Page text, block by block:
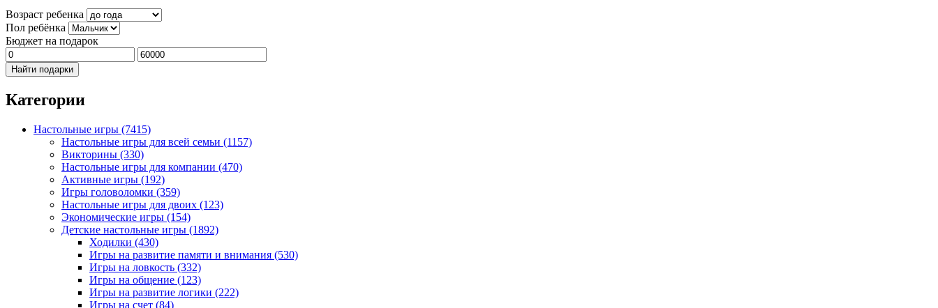
Возраст ребенка
Пол ребёнка
Бюджет на подарок
Найти подарки
Категории
Настольные игры (7415)
Настольные игры для всей семьи (1157)
Викторины (330)
Настольные игры для компании (470)
Активные игры (192)
Игры головоломки (359)
Настольные игры для двоих (123)
Экономические игры (154)
Детские настольные игры (1892)
Ходилки (430)
Игры на развитие памяти и внимания (530)
Игры на ловкость (332)
Игры на общение (123)
Игры на развитие логики (222)
Игры на счет (84)